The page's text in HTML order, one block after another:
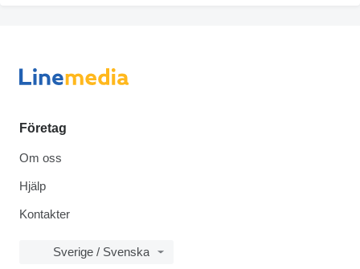
Företag
Om oss
Hjälp
Kontakter
Sverige / Svenska